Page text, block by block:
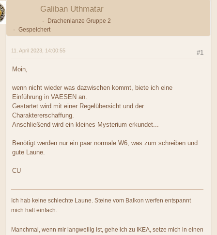
Galiban Uthmatar
Drachenlanze Gruppe 2
Gespeichert
#1
11. April 2023, 14:00:55
Moin,
wenn nicht wieder was dazwischen kommt, biete ich eine
Einführung in VAESEN an.
Gestartet wird mit einer Regelübersicht und der
Charaktererschaffung.
Anschließend wird ein kleines Mysterium erkundet...
Benötigt werden nur ein paar normale W6, was zum schreiben und
gute Laune.
CU
Ich hab keine schlechte Laune. Steine vom Balkon werfen entspannt
mich halt einfach.
Manchmal, wenn mir langweilig ist, gehe ich zu IKEA, setze mich in einen